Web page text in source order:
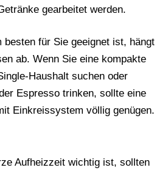
gearbeitet werden.
besten für Sie geeignet ist, hängt
ab. Wenn Sie eine kompakte
Haushalt suchen oder
Espresso trinken, sollte eine
Einkreissystem völlig genügen.
Aufheizzeit wichtig ist, sollten